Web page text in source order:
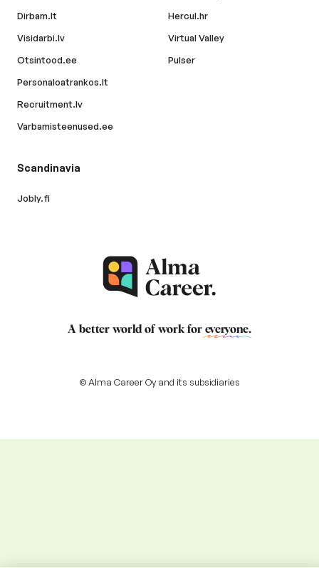
Dirbam.lt
Visidarbi.lv
Otsintood.ee
Personaloatrankos.lt
Recruitment.lv
Varbamisteenused.ee
Hercul.hr
Virtual Valley
Pulser
Scandinavia
Jobly.fi
A better world of work for everyone.
© Alma Career Oy and its subsidiaries